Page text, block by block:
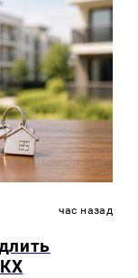
час назад